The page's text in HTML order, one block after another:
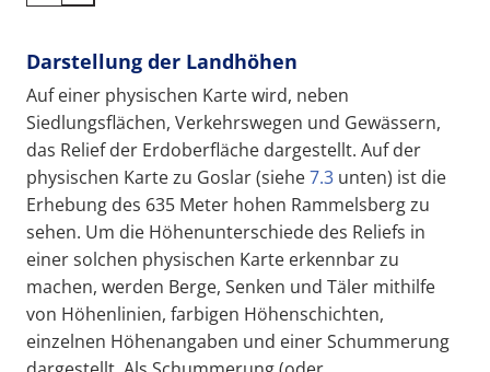
Darstellung der Landhöhen
Auf einer physischen Karte wird, neben
Siedlungsflächen, Verkehrswegen und Gewässern,
das Relief der Erdoberfläche dargestellt. Auf der
physischen Karte zu Goslar (siehe7.3 unten) ist die
Erhebung des 635 Meter hohen Rammelsberg zu
sehen. Um die Höhenunterschiede des Reliefs in
einer solchen physischen Karte erkennbar zu
machen, werden Berge, Senken und Täler mithilfe
von Höhenlinien, farbigen Höhenschichten,
einzelnen Höhenangaben und einer Schummerung